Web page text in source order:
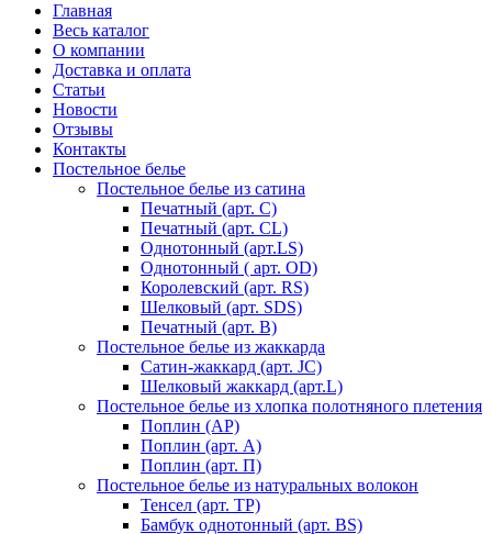
Главная
Весь каталог
О компании
Доставка и оплата
Статьи
Новости
Отзывы
Контакты
Постельное белье
Постельное белье из сатина
Печатный (арт. С)
Печатный (арт. СL)
Однотонный (арт.LS)
Однотонный ( арт. OD)
Королевский (арт. RS)
Шелковый (арт. SDS)
Печатный (арт. В)
Постельное белье из жаккарда
Сатин-жаккард (арт. JC)
Шелковый жаккард (арт.L)
Постельное белье из хлопка полотняного плетения
Поплин (AP)
Поплин (арт. А)
Поплин (арт. П)
Постельное белье из натуральных волокон
Тенсел (арт. ТР)
Бамбук однотонный (арт. BS)